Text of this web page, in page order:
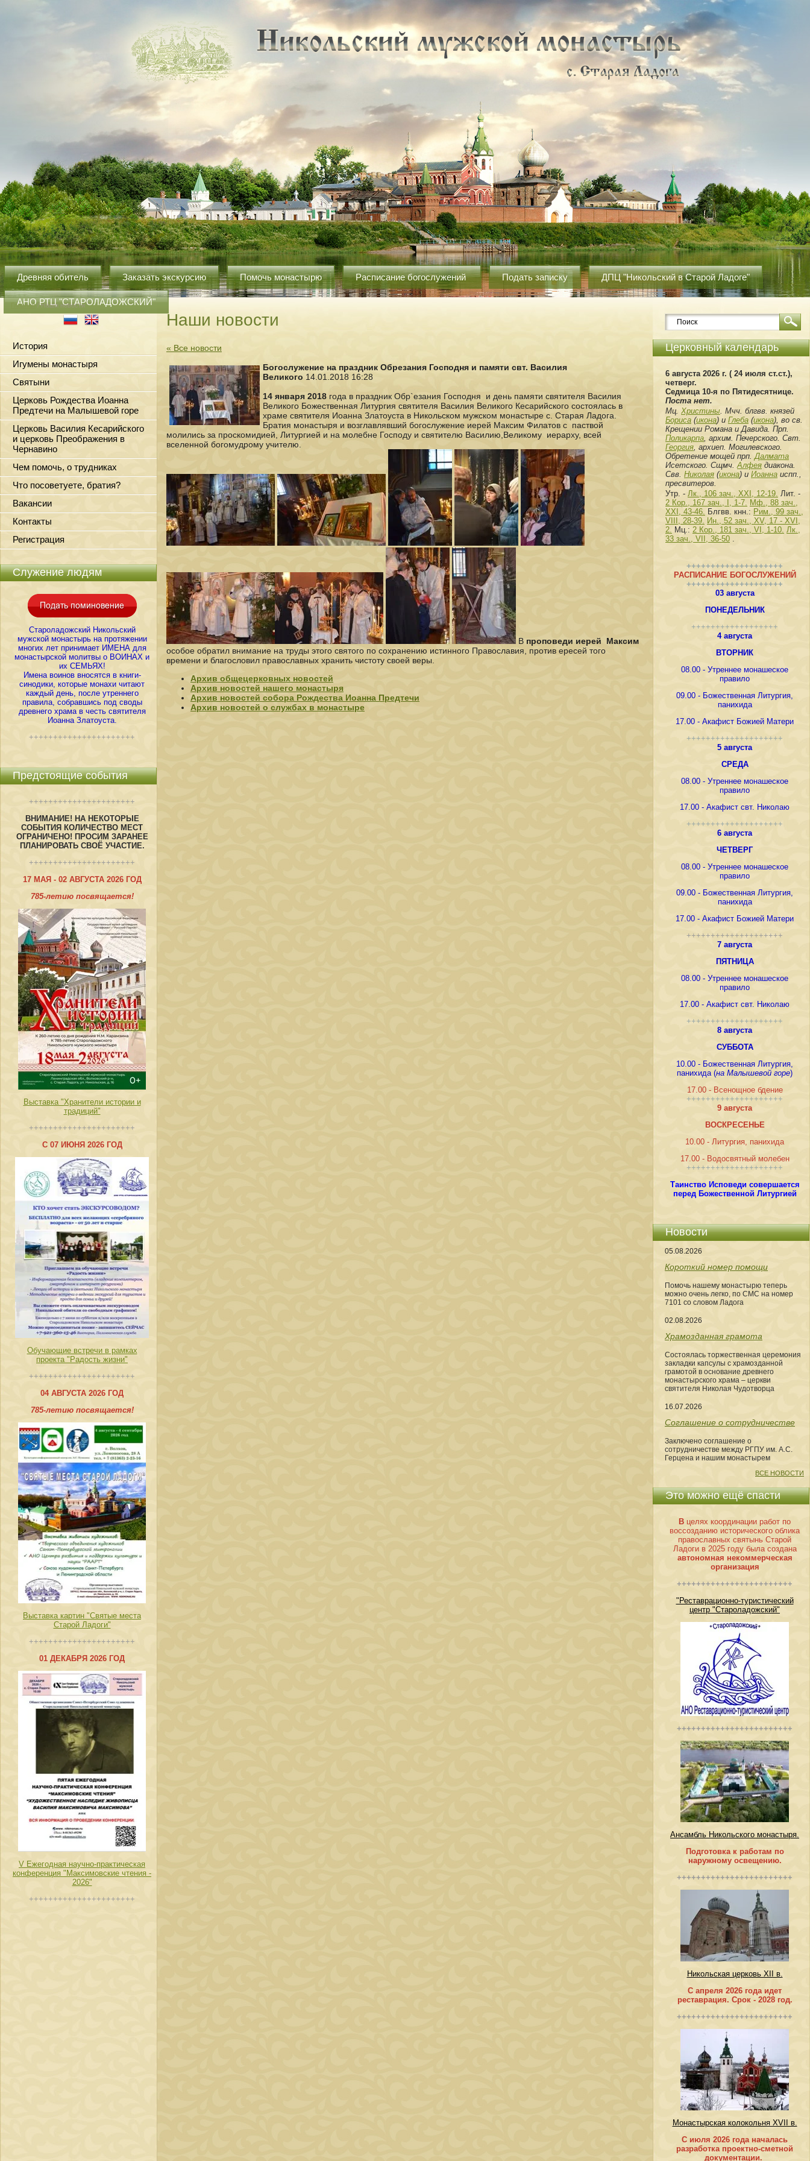
Древняя обитель Заказать экскурсию Помочь монастырю Расписание богослужений Подать записку ДПЦ "Никольский в Старой Ладоге"
АНО РТЦ "СТАРОЛАДОЖСКИЙ"
Главная/ Наши новости
История
Игумены монастыря
Святыни
Церковь Рождества Иоанна
Предтечи на Малышевой горе
Церковь Василия Кесарийского
и церковь Преображения в
Чернавино
Чем помочь, о трудниках
Что посоветуете, братия?
Вакансии
Контакты
Регистрация
Служение людям
Староладожский Никольский
мужской монастырь на протяжении
многих лет принимает ИМЕНА для
монастырской молитвы о ВОИНАХ и
их СЕМЬЯХ!
Имена воинов вносятся в книги-
синодики, которые монахи читают
каждый день, после утреннего
правила, собравшись под своды
древнего храма в честь святителя
Иоанна Златоуста.
++++++++++++++++++++++
Предстоящие события
++++++++++++++++++++++
ВНИМАНИЕ! НА НЕКОТОРЫЕ
СОБЫТИЯ КОЛИЧЕСТВО МЕСТ
ОГРАНИЧЕНО! ПРОСИМ ЗАРАНЕЕ
ПЛАНИРОВАТЬ СВОЁ УЧАСТИЕ.
++++++++++++++++++++++
17 МАЯ - 02 АВГУСТА 2026 ГОД
785-летию посвящается!
Выставка "Хранители истории и
традиций"
++++++++++++++++++++++
С 07 ИЮНЯ 2026 ГОД
Обучающие встречи в рамках
проекта "Радость жизни"
++++++++++++++++++++++
04 АВГУСТА 2026 ГОД
785-летию посвящается!
Выставка картин "Святые места
Старой Ладоги"
++++++++++++++++++++++
01 ДЕКАБРЯ 2026 ГОД
V Ежегодная научно-практическая
конференция "Максимовские чтения -
2026"
++++++++++++++++++++++
Наши новости
« Все новости
Богослужение на праздник Обрезания Господня и памяти свт. Василия
Великого 14.01.2018 16:28
14 января 2018 года в праздник Обр`езания Господня и день памяти святителя Василия
Великого Божественная Литургия святителя Василия Великого Кесарийского состоялась в
храме святителя Иоанна Златоуста в Никольском мужском монастыре с. Старая Ладога.
Братия монастыря и возглавлявший богослужение иерей Максим Филатов с паствой
молились за проскомидией, Литургией и на молебне Господу и святителю Василию,Великому иерарху, всей
вселенной богомудрому учителю.
В проповеди иерей Максим
особое обратил внимание на труды этого святого по сохранению истинного Православия, против ересей того
времени и благословил православных хранить чистоту своей веры.
Архив общецерковных новостей
Архив новостей нашего монастыря
Архив новостей собора Рождества Иоанна Предтечи
Архив новостей о службах в монастыре
Церковный календарь
6 августа 2026 г. ( 24 июля ст.ст.),
четверг.
Седмица 10-я по Пятидесятнице.
Поста нет.
Мц. Христины. Мчч. блгвв. князей
Бориса (икона) и Глеба (икона), во св.
Крещении Романа и Давида. Прп.
Поликарпа, архим. Печерского. Свт.
Георгия, архиеп. Могилевского.
Обретение мощей прп.Далмата
Исетского. Сщмч.Алфея диакона.
Свв. Николая (икона) и Иоанна испп.,
пресвитеров.
Утр. - Лк., 106 зач., XXI, 12-19. Лит. -
2 Кор., 167 зач., I, 1-7. Мф., 88 зач.,
XXI, 43-46. Блгвв. кнн.: Рим., 99 зач.,
VIII, 28-39. Ин., 52 зач., XV, 17 - XVI,
2. Мц.: 2 Кор., 181 зач., VI, 1-10. Лк.,
33 зач., VII, 36-50 .
++++++++++++++++++++
РАСПИСАНИЕ БОГОСЛУЖЕНИЙ
++++++++++++++++++++
03 августа
ПОНЕДЕЛЬНИК
++++++++++++++++++
4 августа
ВТОРНИК
08.00 - Утреннее монашеское
правило
09.00 - Божественная Литургия,
панихида
17.00 - Акафист Божией Матери
++++++++++++++++++++
5 августа
СРЕДА
08.00 - Утреннее монашеское
правило
17.00 - Акафист свт. Николаю
++++++++++++++++++++
6 августа
ЧЕТВЕРГ
08.00 - Утреннее монашеское
правило
09.00 - Божественная Литургия,
панихида
17.00 - Акафист Божией Матери
++++++++++++++++++++
7 августа
ПЯТНИЦА
08.00 - Утреннее монашеское
правило
17.00 - Акафист свт. Николаю
++++++++++++++++++++
8 августа
СУББОТА
10.00 - Божественная Литургия,
панихида (на Малышевой горе)
17.00 - Всенощное бдение
++++++++++++++++++++
9 августа
ВОСКРЕСЕНЬЕ
10.00 - Литургия, панихида
17.00 - Водосвятный молебен
++++++++++++++++++++
Таинство Исповеди совершается
перед Божественной Литургией
Новости
05.08.2026
Короткий номер помощи
Помочь нашему монастырю теперь
можно очень легко, по СМС на номер
7101 со словом Ладога
02.08.2026
Храмозданная грамота
Состоялась торжественная церемония
закладки капсулы с храмозданной
грамотой в основание древнего
монастырского храма – церкви
святителя Николая Чудотворца
16.07.2026
Соглашение о сотрудничестве
Заключено соглашение о
сотрудничестве между РГПУ им. А.С.
Герцена и нашим монастырем
ВСЕ НОВОСТИ
Это можно ещё спасти
В целях координации работ по
воссозданию исторического облика
православных святынь Старой
Ладоги в 2025 году была создана
автономная некоммерческая
организация
++++++++++++++++++++++++
"Реставрационно-туристический
центр "Староладожский"
++++++++++++++++++++++++
Ансамбль Никольского монастыря.
Подготовка к работам по
наружному освещению.
++++++++++++++++++++++++
Никольская церковь XII в.
С апреля 2026 года идет
реставрация. Срок - 2028 год.
++++++++++++++++++++++++
Монастырская колокольня XVII в.
С июля 2026 года началась
разработка проектно-сметной
документации.